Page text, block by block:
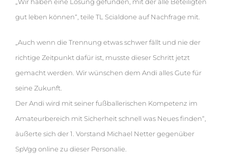
gut leben können“, teile TL Scialdone auf Nachfrage mit.
„Auch wenn die Trennung etwas schwer fällt und nie der
richtige Zeitpunkt dafür ist, musste dieser Schritt jetzt
gemacht werden. Wir wünschen dem Andi alles Gute für
seine Zukunft.
Der Andi wird mit seiner fußballerischen Kompetenz im
Amateurbereich mit Sicherheit schnell was Neues finden“,
äußerte sich der 1. Vorstand Michael Netter gegenüber
SpVgg online zu dieser Personalie.